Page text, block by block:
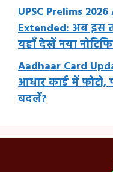
UPSC Prelims
Extended: अब
यहाँ देखें नया
Aadhaar Card
आधार कार्ड में
बदलें?